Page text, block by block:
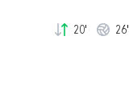
20' 26'